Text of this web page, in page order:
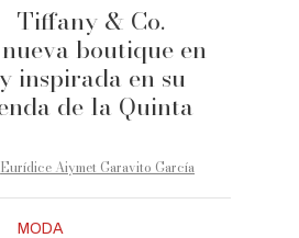
Tiffany & Co.
boutique en
inspirada en su
de la Quinta
Eurídice Aiymet Garavito García
MODA